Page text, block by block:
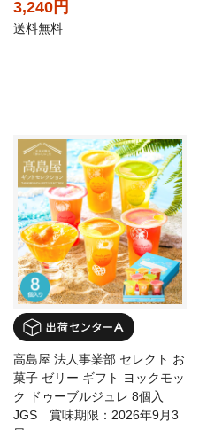
3,240円
送料無料
高島屋 法人事業部 セレクト お
菓子 ゼリー ギフト ヨックモッ
ク ドゥーブルジュレ 8個入
JGS 賞味期限：2026年9月3